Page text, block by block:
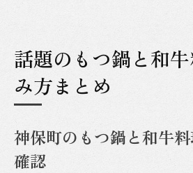
話題のもつ鍋と和
み方まとめ
神保町のもつ鍋と和牛
確認